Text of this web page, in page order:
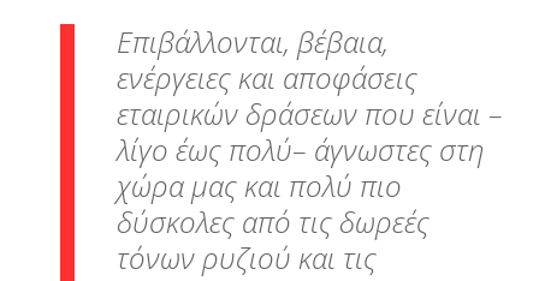
Επιβάλλονται, βέβαια,
ενέργειες και αποφάσεις
εταιρικών δράσεων που είναι –
λίγο έως πολύ– άγνωστες στη
χώρα μας και πολύ πιο
δύσκολες από τις δωρεές
τόνων ρυζιού και τις